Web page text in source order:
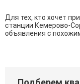
Для тех, кто хочет
станции Кемерово-
объявления с